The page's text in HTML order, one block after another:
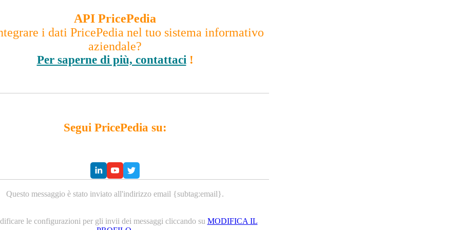
API PricePedia
i dati PricePedia nel tuo sistema informativo
aziendale?
Per saperne di più, contattaci!
Segui PricePedia su:
Questo messaggio è stato inviato all'indirizzo email {subtag:email}.
le configurazioni per gli invii dei messaggi cliccando su MODIFICA IL